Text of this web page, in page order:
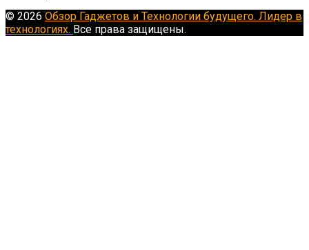
© 2026 Обзор Гаджетов и Технологии будущего. Лидер в
технологиях. Все права защищены.